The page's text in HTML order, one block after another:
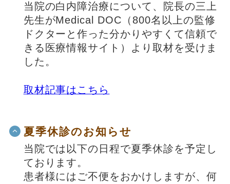
当院の白内障治療について、院長の三上
先生がMedical DOC（800名以上の監修
ドクターと作った分かりやすくて信頼で
きる医療情報サイト）より取材を受けま
した。
取材記事はこちら
夏季休診のお知らせ
当院では以下の日程で夏季休診を予定し
ております。
患者様にはご不便をおかけしますが、何